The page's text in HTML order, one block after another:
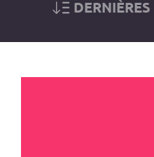
DERNIÈRES